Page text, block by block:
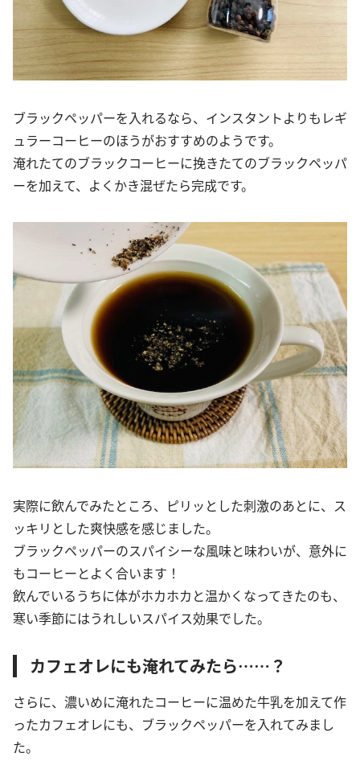
ブラックペッパーを入れるなら、インスタントよりもレギ
ュラーコーヒーのほうがおすすめのようです。
淹れたてのブラックコーヒーに挽きたてのブラックペッパ
ーを加えて、よくかき混ぜたら完成です。
実際に飲んでみたところ、ピリッとした刺激のあとに、ス
ッキリとした爽快感を感じました。
ブラックペッパーのスパイシーな風味と味わいが、意外に
もコーヒーとよく合います！
飲んでいるうちに体がホカホカと温かくなってきたのも、
寒い季節にはうれしいスパイス効果でした。
カフェオレにも淹れてみたら……？
さらに、濃いめに淹れたコーヒーに温めた牛乳を加えて作
ったカフェオレにも、ブラックペッパーを入れてみまし
た。